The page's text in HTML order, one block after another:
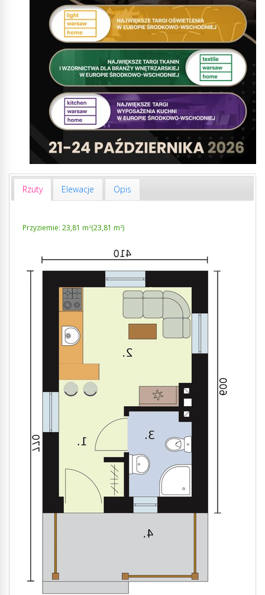
Rzuty Elewacje Opis
Przyziemie: 23,81 m2(23,81 m2)